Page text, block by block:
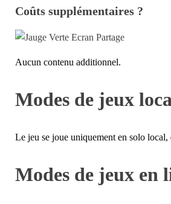
Coûts supplémentaires ?
Aucun contenu additionnel.
Modes de jeux
Le jeu se joue uniquement en solo local,
Modes de jeux en